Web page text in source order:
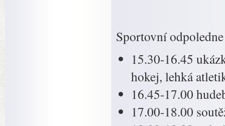
Sportovní
15.30-16.45
hokej, lehká
16.45-17.00
17.00-18.00